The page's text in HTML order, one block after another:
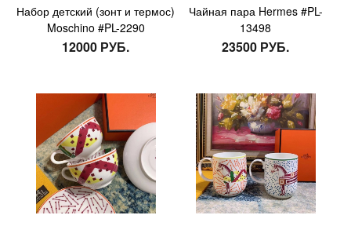
Набор детский (зонт и термос)
Moschino #PL-2290
12000 РУБ.
Чайная пара Hermes #PL-
13498
23500 РУБ.